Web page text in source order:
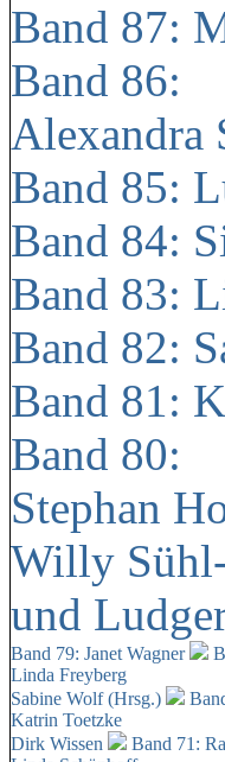
Band 87:
Band 86:
Alexandra
Band 85:
Band 84:
Band 83:
Band 82:
Band 81:
Band 80:
Stephan
Willy
und
Band 79: Janet Wagner
Linda Freyberg
Sabine Wolf (Hrsg.)
Katrin Toetzke
Dirk Wissen
Band 71: